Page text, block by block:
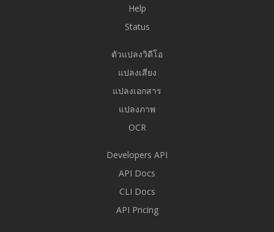
Help
Status
ตัวแปลงวิดีโอ
แปลงเสียง
แปลงเอกสาร
แปลงภาพ
OCR
Developers API
API Docs
CLI Docs
API Pricing